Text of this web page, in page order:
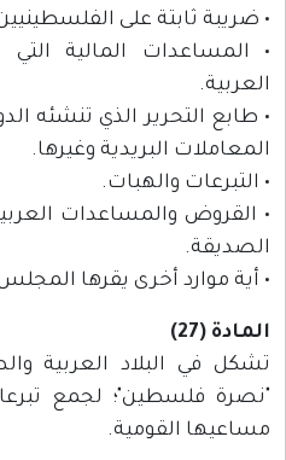
• ضريبة ثابتة على
• المساعدات المالية
العربية.
• طابع التحرير الذي تنشئه
المعاملات البريدية وغيرها.
• التبرعات والهبات.
• القروض والمساعدات
الصديقة.
• أية موارد أخرى يقرها
المادة (27)
تشكل في البلاد العربية
"نصرة فلسطين"؛ لجمع
مساعيها القومية.